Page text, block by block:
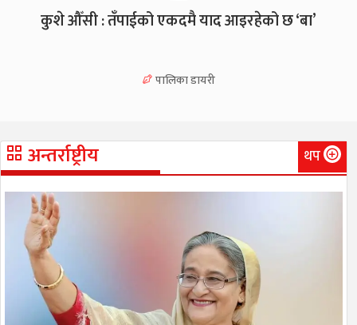
कुशे औँसी : तँपाईको एकदमै याद आइरहेको छ ‘बा’
पालिका डायरी
अन्तर्राष्ट्रीय थप